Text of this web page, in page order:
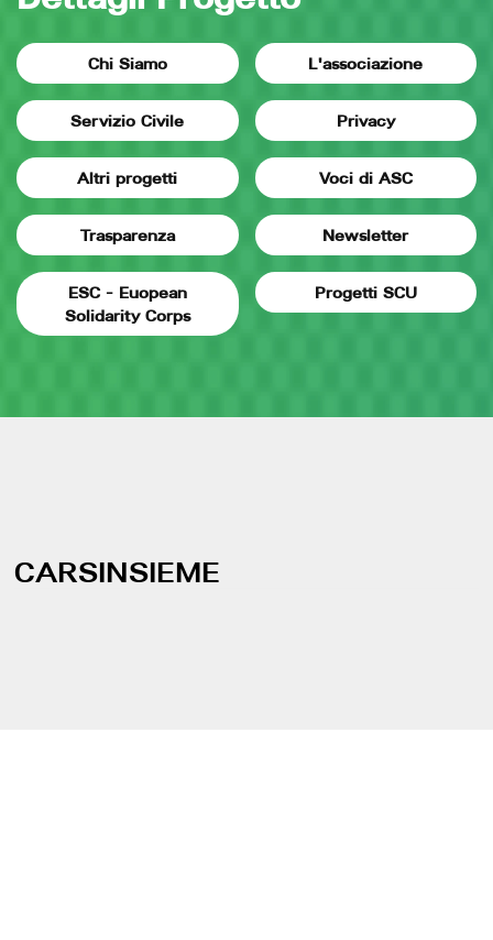
Chi Siamo L'associazione
Servizio Civile Privacy
Altri progetti Voci di ASC
Trasparenza Newsletter
ESC - Euopean
Solidarity Corps
Progetti SCU
CARSINSIEME